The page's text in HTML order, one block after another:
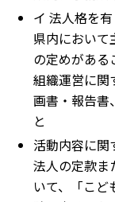
イ 法人格を
県内において
の定めがある
組織運営に関
画書・報告書
と
活動内容に関
法人の定款ま
いて、「こ